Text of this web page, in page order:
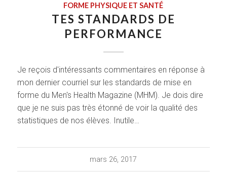
FORME PHYSIQUE ET SANTÉ
TES STANDARDS DE
PERFORMANCE
Je reçois d'intéressants commentaires en réponse à
mon dernier courriel sur les standards de mise en
forme du Men's Health Magazine (MHM). Je dois dire
que je ne suis pas très étonné de voir la qualité des
statistiques de nos élèves. Inutile…
mars 26, 2017